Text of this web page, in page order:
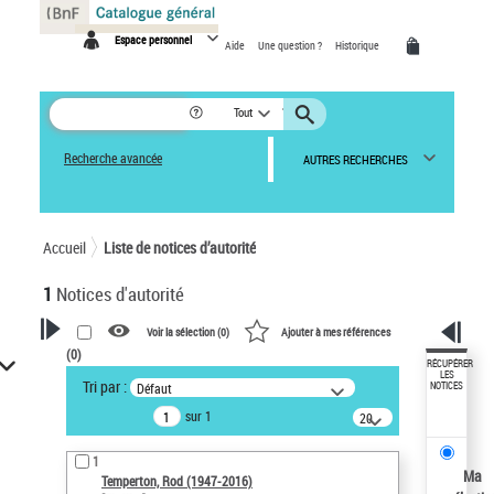
Espace personnel Aide Une question ? Historique
Tout
Recherche avancée AUTRES RECHERCHES
Accueil Liste de notices d’autorité
1 Notices d'autorité
VOTRE RECHERCHE
Recherche avancée dans les
notices d’autorité
Œuvres liées à l'auteur :
Temperton, Rod (1947-2016)
Voir la sélection (0) Ajouter à mes références
(0)
Tri par : Défaut
sur 1
20
résultats/page
1
Temperton, Rod (1947-2016)
RÉCUPÉRER
LES
NOTICES
Ma
Panneau de gestion des cookies